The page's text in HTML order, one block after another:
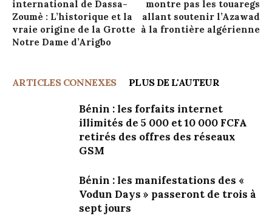
international de Dassa-
Zoumè : L’historique et la
vraie origine de la Grotte
Notre Dame d’Arigbo
montre pas les touaregs
allant soutenir l’Azawad
à la frontière algérienne
ARTICLES CONNEXES PLUS DE L'AUTEUR
Bénin : les forfaits internet
illimités de 5 000 et 10 000 FCFA
retirés des offres des réseaux
GSM
Bénin : les manifestations des «
Vodun Days » passeront de trois à
sept jours